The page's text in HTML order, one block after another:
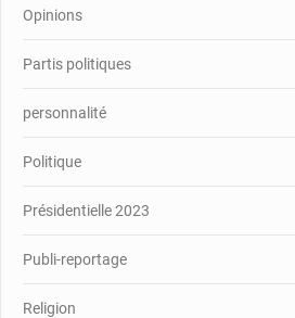
Opinions
Partis politiques
personnalité
Politique
Présidentielle 2023
Publi-reportage
Religion